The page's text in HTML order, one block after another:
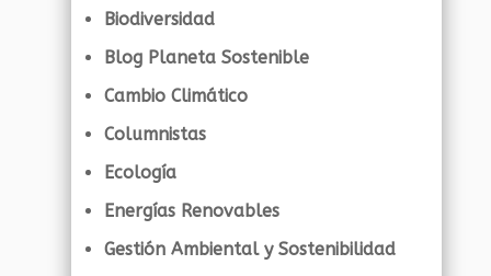
Biodiversidad
Blog Planeta Sostenible
Cambio Climático
Columnistas
Ecología
Energías Renovables
Gestión Ambiental y Sostenibilidad